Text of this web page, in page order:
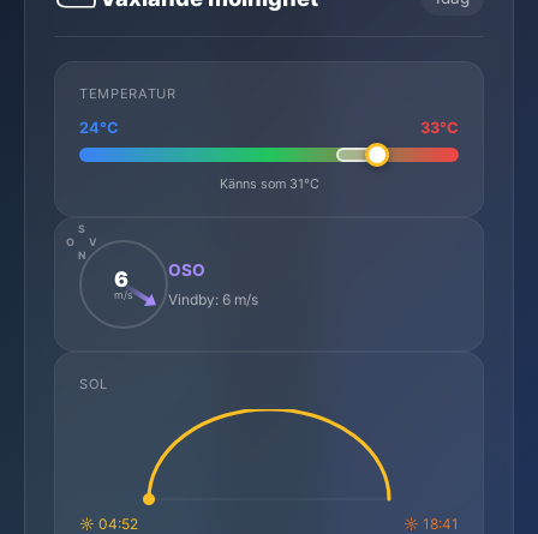
TEMPERATUR
24°C 33°C
Känns som 31°C
N
S
O
V
6
m/s
OSO
Vindby: 6 m/s
SOL
☼ 04:52 ☼ 18:41